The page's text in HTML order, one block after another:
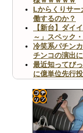
Lからくりサー
働するのか？
【新台】ダイ
～」スペック
冷笑系パチン
チンコの演出
最近知ってび
に億単位先行
ますｗ」←こ
【閲覧注意】
【画像】ペプ
な新商品を発売
コテ
リン